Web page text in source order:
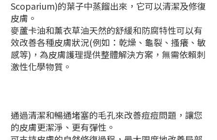
Scoparium)的葉子中蒸餾出來，它可以清潔及修復
皮膚。
麥蘆卡油和薰衣草油天然的舒緩和防腐特性可以有
效改善各種皮膚狀況(例如：乾燥、龜裂、搔癢、敏
感等)，為皮膚護理提供整體解決方案，無需依賴刺
激性化學物質。
通過清潔和暢通堵塞的毛孔來改善痘痘問題，讓您
的皮膚更潔淨、更有彈性。